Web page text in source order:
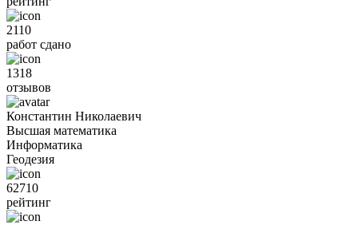
2110
работ сдано
1318
отзывов
Константин Николаевич
Высшая математика
Информатика
Геодезия
62710
рейтинг